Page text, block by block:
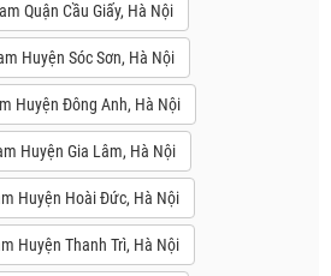
Quận Cầu Giấy, Hà Nội
Huyện Sóc Sơn, Hà Nội
Huyện Đông Anh, Hà Nội
Huyện Gia Lâm, Hà Nội
Huyện Hoài Đức, Hà Nội
Huyện Thanh Trì, Hà Nội